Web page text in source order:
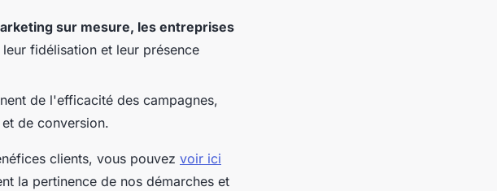
sur mesure, les entreprises
fidélisation et leur présence
de l'efficacité des campagnes,
de conversion.
clients, vous pouvez voir ici
la pertinence de nos démarches et